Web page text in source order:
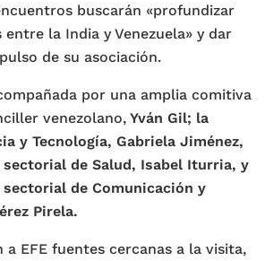
buscarán «profundizar
entre la India y Venezuela» y dar
de su asociación.
por una amplia comitiva
venezolano, Yván Gil; la
y Tecnología, Gabriela Jiménez,
de Salud, Isabel Iturria, y
de Comunicación y
Pirela.
a EFE fuentes cercanas a la visita,